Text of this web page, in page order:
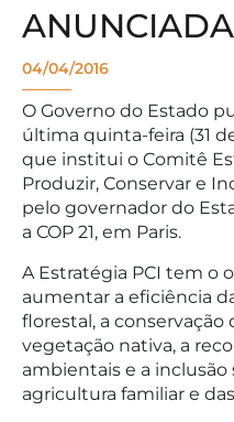
04/04/2016
O Governo do Estado
última quinta-feira (31
que institui o Comitê
Produzir, Conservar e
pelo governador do
a COP 21, em Paris.
A Estratégia PCI tem o
aumentar a eficiência
florestal, a
vegetação nativa, a
ambientais e a
agricultura familiar e